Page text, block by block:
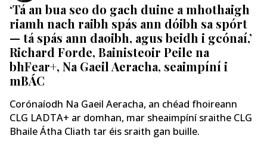
‘Tá an bua seo do gach duine a mhothaigh
riamh nach raibh spás ann dóibh sa spórt
— tá spás ann daoibh, agus beidh i gcónaí,’
Richard Forde, Bainisteoir Peile na
bhFear+, Na Gaeil Aeracha, seaimpíní i
mBÁC
Corónaíodh Na Gaeil Aeracha, an chéad fhoireann
CLG LADTA+ ar domhan, mar sheaimpíní sraithe CLG
Bhaile Átha Cliath tar éis sraith gan buille.